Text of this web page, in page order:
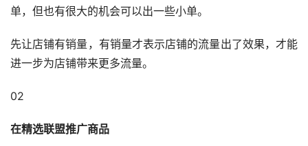
单，但也有很大的机会可以出一些小单。
先让店铺有销量，有销量才表示店铺的流量出了效果，才能
进一步为店铺带来更多流量。
02
在精选联盟推广商品